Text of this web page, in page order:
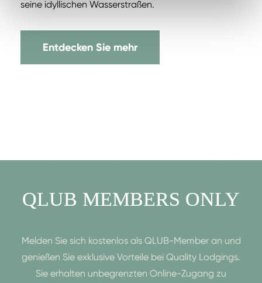
seine idyllischen Wasserstraßen.
Entdecken Sie mehr
QLUB MEMBERS ONLY
Melden Sie sich kostenlos als QLUB-Member an und
genießen Sie exklusive Vorteile bei Quality Lodgings.
Sie erhalten unbegrenzten Online-Zugang zu